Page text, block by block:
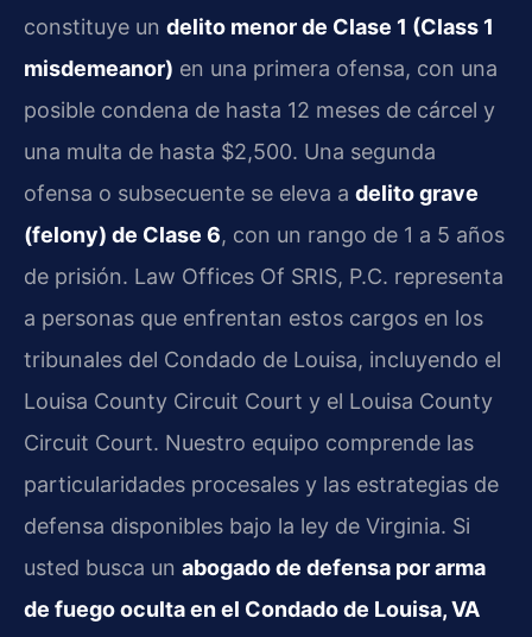
constituye un delito menor de Clase 1 (Class 1
misdemeanor) en una primera ofensa, con una
posible condena de hasta 12 meses de cárcel y
una multa de hasta $2,500. Una segunda
ofensa o subsecuente se eleva a delito grave
(felony) de Clase 6, con un rango de 1 a 5 años
de prisión. Law Offices Of SRIS, P.C. representa
a personas que enfrentan estos cargos en los
tribunales del Condado de Louisa, incluyendo el
Louisa County Circuit Court y el Louisa County
Circuit Court. Nuestro equipo comprende las
particularidades procesales y las estrategias de
defensa disponibles bajo la ley de Virginia. Si
usted busca un abogado de defensa por arma
de fuego oculta en el Condado de Louisa, VA